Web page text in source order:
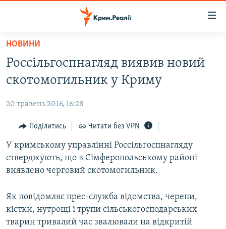
Перейти
основного
матеріалу
до
навігації
Перейти
до
пошуку
ПОЛІТИКА
БЛОГИ
ПОГЛЯД
ІНТЕРВ'Ю
СПЕЦПРОЕКТИ
ЯК ОБІЙТИ БЛОКУВАННЯ
НОВИНИ
Россільгоспнагляд виявив новий
скотомогильник у Криму
20 травень 2016, 16:28
Поділитись Читати без VPN
У кримському управлінні Россільгоспнагляду
стверджують, що в Сімферопольському районі
виявлено черговий скотомогильник.
Як повідомляє прес-служба відомства, черепи,
кістки, нутрощі і трупи сільськогосподарських
тварин тривалий час звалювали на відкритій